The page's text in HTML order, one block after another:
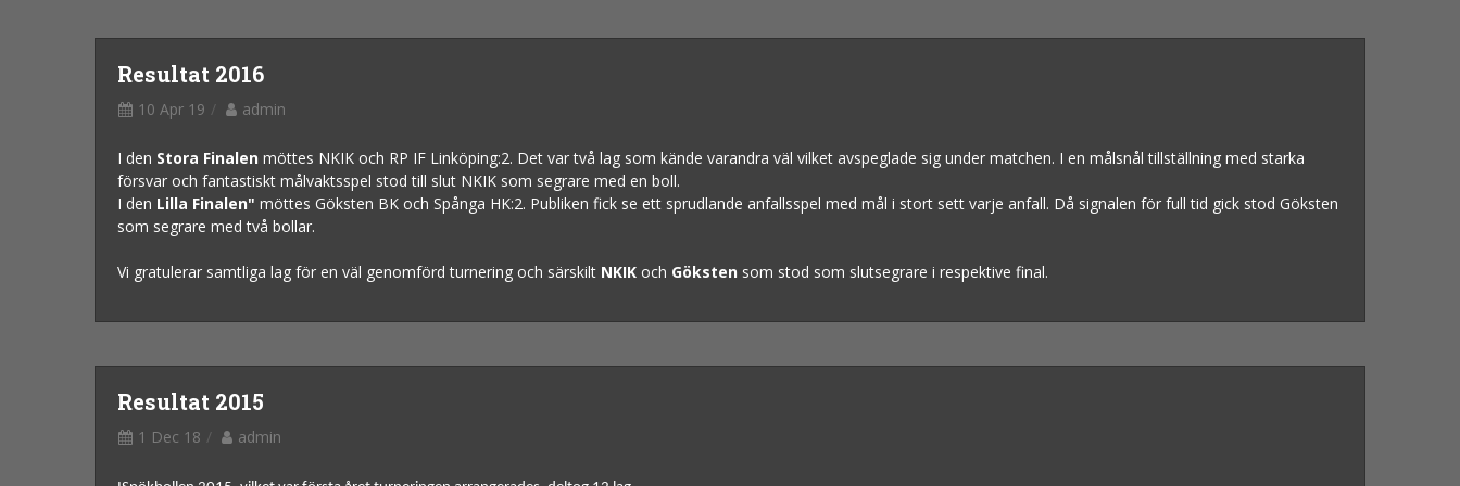
Resultat 2016
10 Apr 19 admin
I den Stora Finalen möttes NKIK och RP IF Linköping:2. Det var två lag som kände varandra väl vilket avspeglade sig under matchen. I en målsnål tillställning med starka
försvar och fantastiskt målvaktsspel stod till slut NKIK som segrare med en boll.
I den Lilla Finalen" möttes Göksten BK och Spånga HK:2. Publiken fick se ett sprudlande anfallsspel med mål i stort sett varje anfall. Då signalen för full tid gick stod Göksten
som segrare med två bollar.
Vi gratulerar samtliga lag för en väl genomförd turnering och särskilt NKIK och Göksten som stod som slutsegrare i respektive final.
Resultat 2015
1 Dec 18 admin